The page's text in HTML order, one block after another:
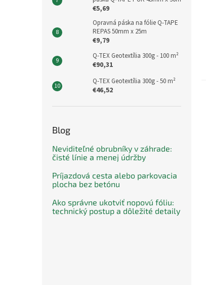
€5,69
Opravná páska na fólie Q-TAPE
REPAS 50mm x 25m
€9,79
Q-TEX Geotextília 300g - 100 m²
€90,31
Q-TEX Geotextília 300g - 50 m²
€46,52
Blog
Neviditeľné obrubníky v záhrade:
čisté línie a menej údržby
Príjazdová cesta alebo parkovacia
plocha bez betónu
Ako správne ukotviť nopovú fóliu:
technický postup a dôležité detaily